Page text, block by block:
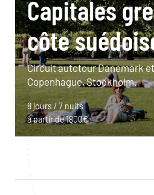
Capitales
côte
Circuit autotour Danemark
Copenhague, Stockholm.
8 jours / 7 nuits
à partir de 1800€